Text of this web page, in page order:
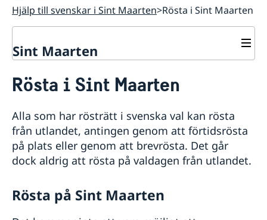
Hjälp till svenskar i Sint Maarten Rösta i Sint Maarten
Sint Maarten
Hjälp till svenskar i Sint Maarten
Akut hjälp
Larmcentraler
Pass utomlands
Reseinformation
Aktuella händelser
Allmänna säkerhetsläget
Rösta i Sint Maarten
Alla som har rösträtt i svenska val kan rösta
från utlandet, antingen genom att förtidsrösta
på plats eller genom att brevrösta. Det går
dock aldrig att rösta på valdagen från utlandet.
Rösta på Sint Maarten